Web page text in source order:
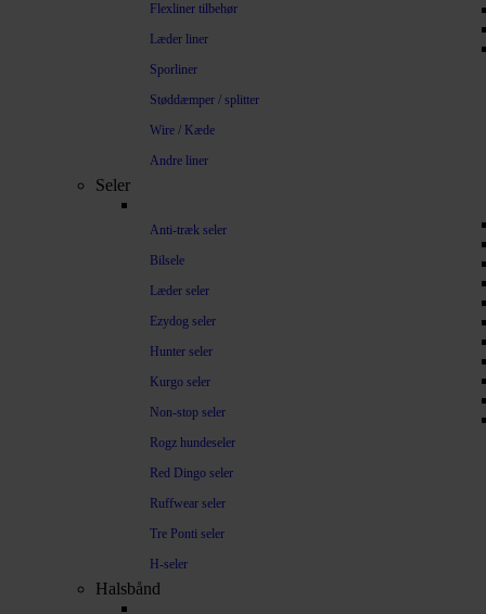
Flexliner tilbehør
Læder liner
Sporliner
Støddæmper / splitter
Wire / Kæde
Andre liner
Seler
Anti-træk seler
Bilsele
Læder seler
Ezydog seler
Hunter seler
Kurgo seler
Non-stop seler
Rogz hundeseler
Red Dingo seler
Ruffwear seler
Tre Ponti seler
H-seler
Halsbånd